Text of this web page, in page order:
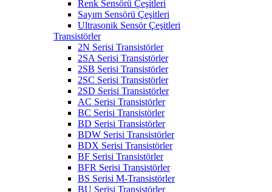
Renk Sensörü Çeşitleri
Sayım Sensörü Çeşitleri
Ultrasonik Sensör Çeşitleri
Transistörler
2N Serisi Transistörler
2SA Serisi Transistörler
2SB Serisi Transistörler
2SC Serisi Transistörler
2SD Serisi Transistörler
AC Serisi Transistörler
BC Serisi Transistörler
BD Serisi Transistörler
BDW Serisi Transistörler
BDX Serisi Transistörler
BF Serisi Transistörler
BFR Serisi Transistörler
BS Serisi M-Transistörler
BU Serisi Transistörler